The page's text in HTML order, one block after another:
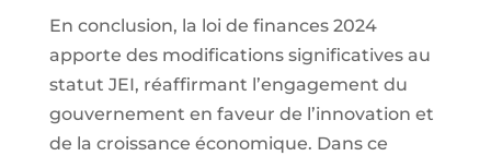
En conclusion, la loi de finances 2024
apporte des modifications significatives au
statut JEI, réaffirmant l’engagement du
gouvernement en faveur de l’innovation et
de la croissance économique. Dans ce